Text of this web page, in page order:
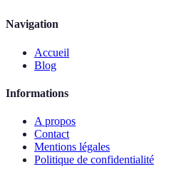
Navigation
Accueil
Blog
Informations
A propos
Contact
Mentions légales
Politique de confidentialité